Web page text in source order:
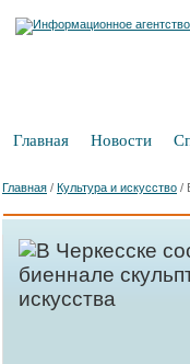
Главная Новости
Главная / Культура и искусство /